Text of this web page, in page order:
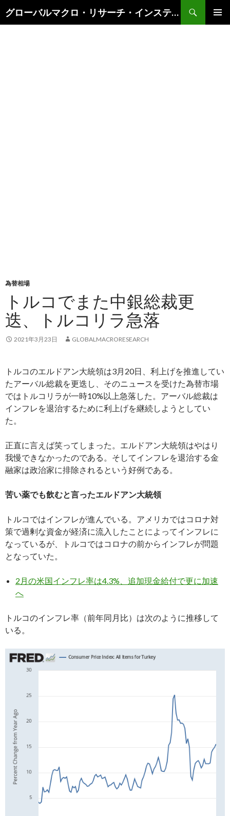
グローバルマクロ・リサーチ・インスティテュート
索
為替相場
トルコでまた中銀総裁更
迭、トルコリラ急落
2021年3月23日 GLOBALMACRORESEARCH
トルコのエルドアン大統領は3月20日、利上げを推進してい
たアーバル総裁を更迭し、そのニュースを受けた為替市場
ではトルコリラが一時10%以上急落した。アーバル総裁は
インフレを退治するために利上げを継続しようとしてい
た。
正直に言えば笑ってしまった。エルドアン大統領はやはり
我慢できなかったのである。そしてインフレを退治する金
融家は政治家に排除されるという好例である。
苦い薬でも飲むと言ったエルドアン大統領
トルコではインフレが進んでいる。アメリカではコロナ対
策で過剰な資金が経済に流入したことによってインフレに
なっているが、トルコではコロナの前からインフレが問題
となっていた。
2月の米国インフレ率は4.3%、追加現金給付で更に加速
へ
トルコのインフレ率（前年同月比）は次のように推移して
いる。